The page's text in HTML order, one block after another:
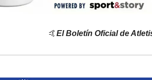
🤙 El Boletín Oficial de